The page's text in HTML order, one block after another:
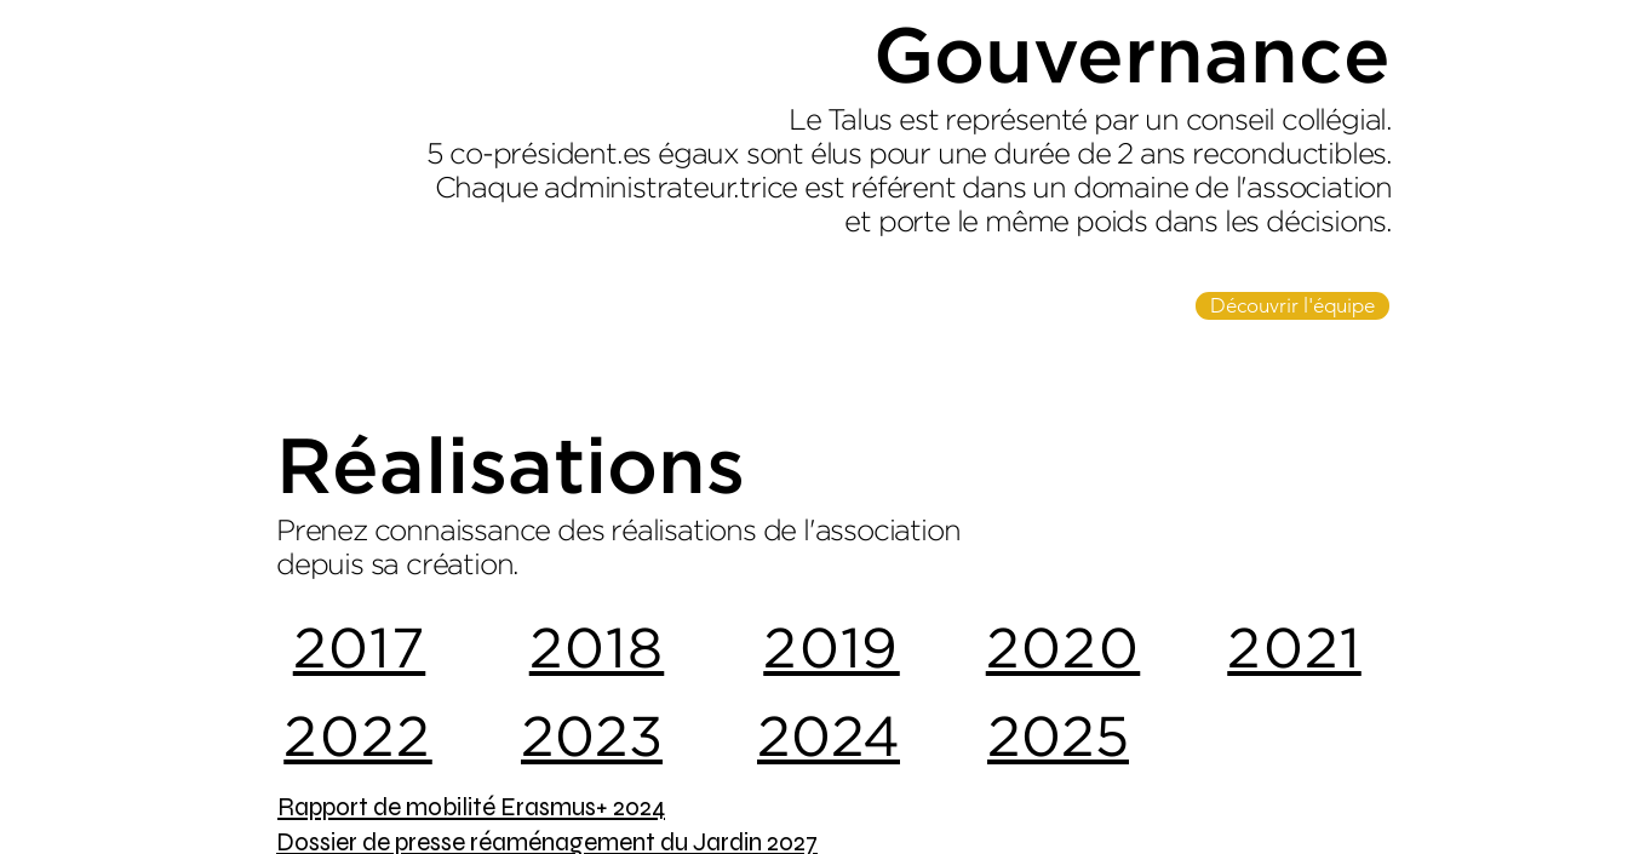
Gouvernance
Le Talus est représenté par un conseil collégial.
5 co-président.es égaux sont élus pour une durée de 2 ans reconductibles.
Chaque administrateur.trice est référent dans un domaine de l'association
et porte le même poids dans les décisions.
Découvrir l'équipe
Réalisations
Prenez connaissance des réalisations de l'association
depuis sa création.
2017
2022
2018
2023
2019
2024
2020
2021
2025
Rapport de mobilité Erasmus+ 2024
Dossier de presse réaménagement du Jardin 2027